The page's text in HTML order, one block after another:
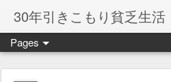
30年引きこもり貧乏生活
Pages